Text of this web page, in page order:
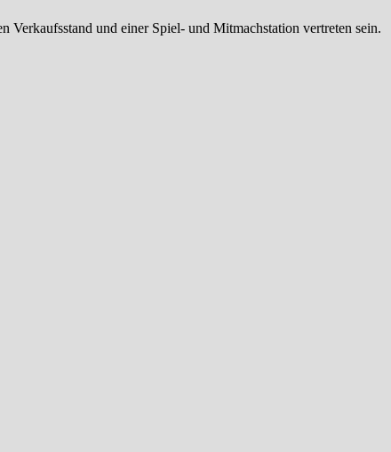
Verkaufsstand und einer Spiel- und Mitmachstation vertreten sein.